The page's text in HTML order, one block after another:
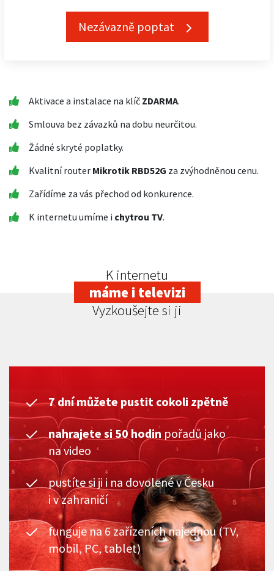
Nezávazně poptat
Aktivace a instalace na klíč ZDARMA.
Smlouva bez závazků na dobu neurčitou.
Žádné skryté poplatky.
Kvalitní router Mikrotik RBD52G za zvýhodněnou cenu.
Zařídíme za vás přechod od konkurence.
K internetu umíme i chytrou TV.
K internetu
máme i televizi
Vyzkoušejte si ji
7 dní můžete pustit cokoli zpětně
nahrajete si 50 hodin pořadů jako
na video
pustíte si ji i na dovolené v Česku
i v zahraničí
funguje na 6 zařízeních najednou (TV,
mobil, PC, tablet)